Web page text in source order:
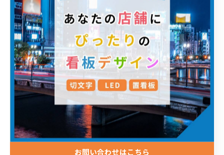
に貼り付けて保管するのがおすすめです。 反
りにくく、次回もすぐに使えます。
中サイズ
平らに重ねる
表面を傷つけないように注意しながら、平ら
な状態で保管します。 重い物を上に置かない
ようにしましょう。
お問い合わせはこちら